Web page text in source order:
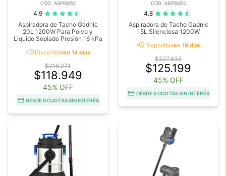
COD. ASP00052
4.9
Aspiradora de Tacho Gadnic
20L 1200W Para Polvo y
Liquido Soplado Presión 16 kPa
acuteDisponibleen 14 días
$216.271
$118.949
45% OFF
DESDE 6 CUOTAS SIN INTERÉS
COD. ASP00051
4.8
Aspiradora de Tacho Gadnic
15L Silenciosa 1200W
acuteDisponibleen 19 días
$227.635
$125.199
45% OFF
DESDE 6 CUOTAS SIN INTERÉS